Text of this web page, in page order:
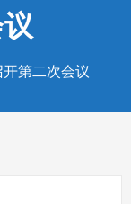
第二次会议